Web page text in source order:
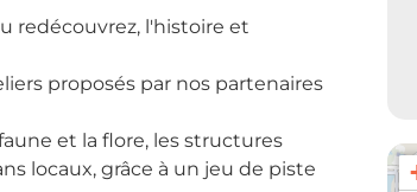
redécouvrez, l'histoire et
proposés par nos partenaires
et la flore, les structures
locaux, grâce à un jeu de piste